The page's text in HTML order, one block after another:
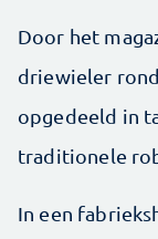
Door het
drie­wieler
opgedeeld in
traditionele
In een